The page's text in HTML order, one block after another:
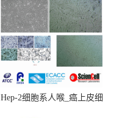
Hep-2细胞系人喉_癌上皮细